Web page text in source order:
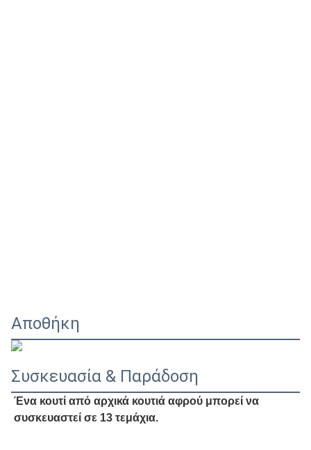
Αποθήκη
Συσκευασία & Παράδοση
Ένα κουτί από αρχικά κουτιά αφρού μπορεί να
συσκευαστεί σε 13 τεμάχια.